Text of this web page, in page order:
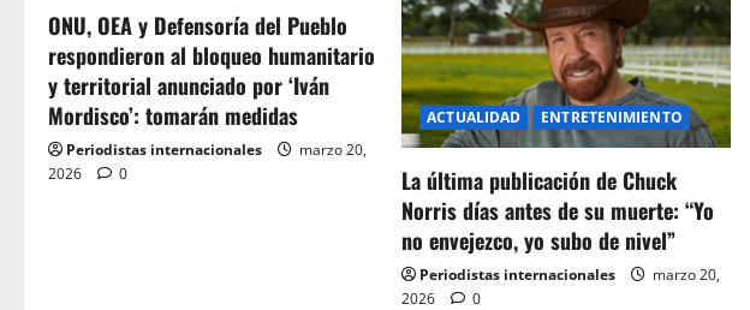
v
i
g
a
ONU, OEA y Defensoría del Pueblo
respondieron al bloqueo humanitario
y territorial anunciado por ‘Iván
Mordisco’: tomarán medidas
Periodistas internacionales
marzo 20,
2026
0
ACTUALIDAD ENTRETENIMIENTO
La última publicación de Chuck
Norris días antes de su muerte: “Yo
no envejezco, yo subo de nivel”
Periodistas internacionales
marzo 20,
2026
0